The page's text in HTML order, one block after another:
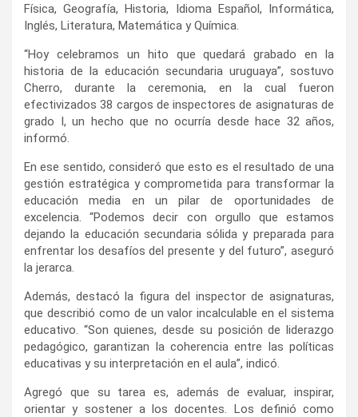
Física, Geografía, Historia, Idioma Español, Informática,
Inglés, Literatura, Matemática y Química.
“Hoy celebramos un hito que quedará grabado en la
historia de la educación secundaria uruguaya”, sostuvo
Cherro, durante la ceremonia, en la cual fueron
efectivizados 38 cargos de inspectores de asignaturas de
grado I, un hecho que no ocurría desde hace 32 años,
informó.
En ese sentido, consideró que esto es el resultado de una
gestión estratégica y comprometida para transformar la
educación media en un pilar de oportunidades de
excelencia. “Podemos decir con orgullo que estamos
dejando la educación secundaria sólida y preparada para
enfrentar los desafíos del presente y del futuro”, aseguró
la jerarca.
Además, destacó la figura del inspector de asignaturas,
que describió como de un valor incalculable en el sistema
educativo. “Son quienes, desde su posición de liderazgo
pedagógico, garantizan la coherencia entre las políticas
educativas y su interpretación en el aula”, indicó.
Agregó que su tarea es, además de evaluar, inspirar,
orientar y sostener a los docentes. Los definió como